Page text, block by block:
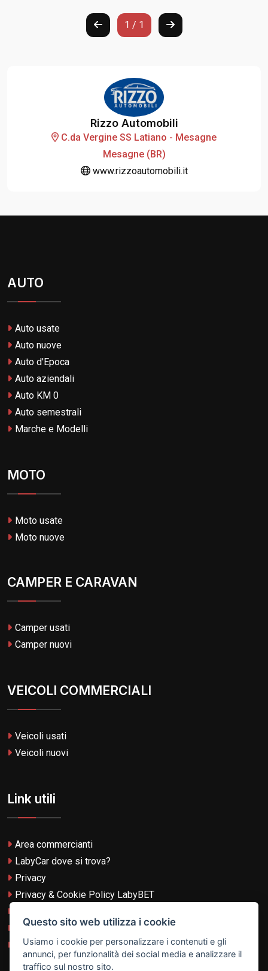
1 / 1
Rizzo Automobili
C.da Vergine SS Latiano - Mesagne
Mesagne (BR)
www.rizzoautomobili.it
AUTO
Auto usate
Auto nuove
Auto d'Epoca
Auto aziendali
Auto KM 0
Auto semestrali
Marche e Modelli
MOTO
Moto usate
Moto nuove
CAMPER E CARAVAN
Camper usati
Camper nuovi
VEICOLI COMMERCIALI
Veicoli usati
Veicoli nuovi
Link utili
Area commercianti
LabyCar dove si trova?
Privacy
Privacy & Cookie Policy LabyBET
Termini e Condizioni LabyBET
Login con TikTok
Questo sito web utilizza i cookie
Usiamo i cookie per personalizzare i contenuti e gli
annunci, per funzionalità dei social media e analizzare il
traffico sul nostro sito.